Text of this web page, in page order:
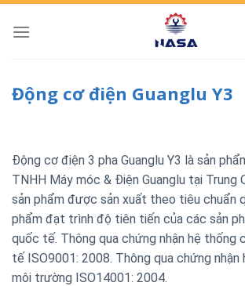
Skip
Động cơ điện Guanglu Y3
Động cơ điện 3 pha Guanglu Y3 là sản
TNHH Máy móc & Điện Guanglu tại Trung
sản phẩm được sản xuất theo tiêu chuẩn
phẩm đạt trình độ tiên tiến của các sản
quốc tế. Thông qua chứng nhận hệ thống
tế ISO9001: 2008. Thông qua chứng nhận
môi trường ISO14001: 2004.